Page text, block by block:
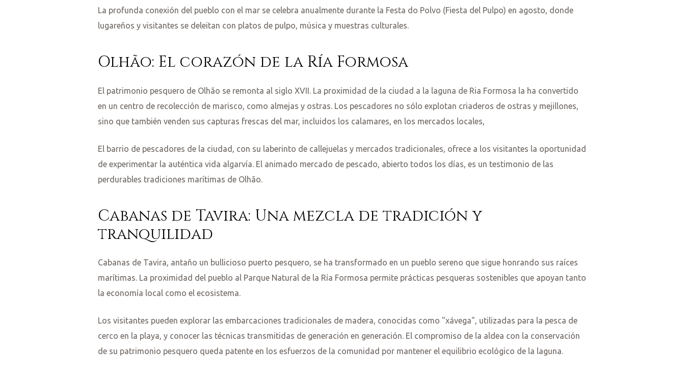
La profunda conexión del pueblo con el mar se celebra anualmente durante la Festa do Polvo (Fiesta del Pulpo) en agosto, donde
lugareños y visitantes se deleitan con platos de pulpo, música y muestras culturales.
Olhão: El corazón de la Ría Formosa
El patrimonio pesquero de Olhão se remonta al siglo XVII. La proximidad de la ciudad a la laguna de Ria Formosa la ha convertido
en un centro de recolección de marisco, como almejas y ostras. Los pescadores no sólo explotan criaderos de ostras y mejillones,
sino que también venden sus capturas frescas del mar, incluidos los calamares, en los mercados locales,
El barrio de pescadores de la ciudad, con su laberinto de callejuelas y mercados tradicionales, ofrece a los visitantes la oportunidad
de experimentar la auténtica vida algarvía. El animado mercado de pescado, abierto todos los días, es un testimonio de las
perdurables tradiciones marítimas de Olhão.
Cabanas de Tavira: Una mezcla de tradición y
tranquilidad
Cabanas de Tavira, antaño un bullicioso puerto pesquero, se ha transformado en un pueblo sereno que sigue honrando sus raíces
marítimas. La proximidad del pueblo al Parque Natural de la Ría Formosa permite prácticas pesqueras sostenibles que apoyan tanto
la economía local como el ecosistema.
Los visitantes pueden explorar las embarcaciones tradicionales de madera, conocidas como "xávega", utilizadas para la pesca de
cerco en la playa, y conocer las técnicas transmitidas de generación en generación. El compromiso de la aldea con la conservación
de su patrimonio pesquero queda patente en los esfuerzos de la comunidad por mantener el equilibrio ecológico de la laguna.